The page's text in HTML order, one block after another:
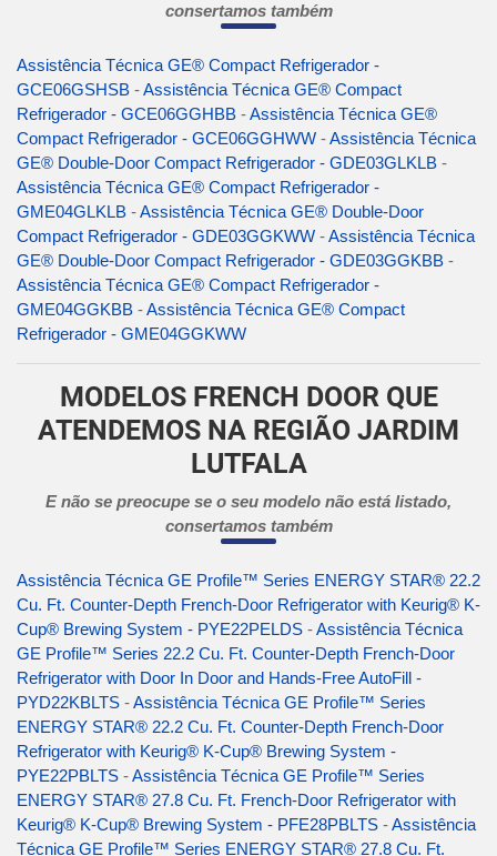
consertamos também
Assistência Técnica GE® Compact Refrigerador -
GCE06GSHSB -Assistência Técnica GE® Compact
Refrigerador - GCE06GGHBB -Assistência Técnica GE®
Compact Refrigerador - GCE06GGHWW -Assistência Técnica
GE® Double-Door Compact Refrigerador - GDE03GLKLB -
Assistência Técnica GE® Compact Refrigerador -
GME04GLKLB -Assistência Técnica GE® Double-Door
Compact Refrigerador - GDE03GGKWW -Assistência Técnica
GE® Double-Door Compact Refrigerador - GDE03GGKBB -
Assistência Técnica GE® Compact Refrigerador -
GME04GGKBB -Assistência Técnica GE® Compact
Refrigerador - GME04GGKWW
MODELOS FRENCH DOOR QUE
ATENDEMOS NA REGIÃO JARDIM
LUTFALA
E não se preocupe se o seu modelo não está listado,
consertamos também
Assistência Técnica GE Profile™ Series ENERGY STAR® 22.2
Cu. Ft. Counter-Depth French-Door Refrigerator with Keurig® K-
Cup® Brewing System - PYE22PELDS -Assistência Técnica
GE Profile™ Series 22.2 Cu. Ft. Counter-Depth French-Door
Refrigerator with Door In Door and Hands-Free AutoFill -
PYD22KBLTS -Assistência Técnica GE Profile™ Series
ENERGY STAR® 22.2 Cu. Ft. Counter-Depth French-Door
Refrigerator with Keurig® K-Cup® Brewing System -
PYE22PBLTS -Assistência Técnica GE Profile™ Series
ENERGY STAR® 27.8 Cu. Ft. French-Door Refrigerator with
Keurig® K-Cup® Brewing System - PFE28PBLTS -Assistência
Técnica GE Profile™ Series ENERGY STAR® 27.8 Cu. Ft.